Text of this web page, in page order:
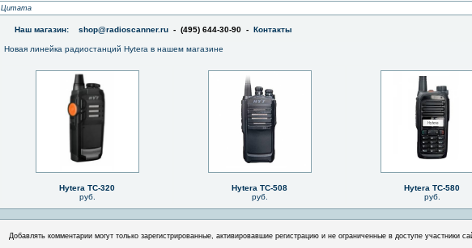
Цитата
Наш магазин: shop@radioscanner.ru - (495) 644-30-90 - Контакты
Новая линейка радиостанций Hytera в нашем магазине
Hytera TC-320
руб.
Hytera TC-508
руб.
Hytera TC-580
руб.
Добавлять комментарии могут только зарегистрированные, активировавшие регистрацию и не ограниченные в доступе участники